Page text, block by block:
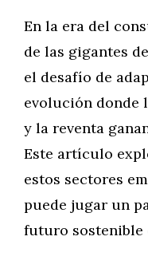
En la era del
de las gigantes
el desafío de
evolución donde
y la reventa
Este artículo
estos sectores
puede jugar un
futuro sostenible